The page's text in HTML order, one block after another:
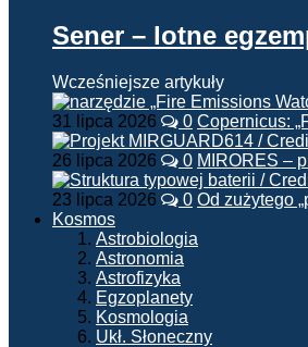
Sener – lotne
Wcześniejsze artykuły
31 lipca 2026 0 Copernicus:
26 lipca 2026 0 MIRORES –
23 lipca 2026 0 Od zużytego
Kosmos
Astrobiologia
Astronomia
Astrofizyka
Egzoplanety
Kosmologia
Ukł. Słoneczny